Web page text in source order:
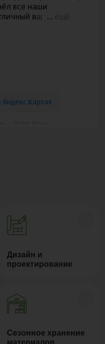
Дизайн и
проектирование
Сезонное хранение
материалов